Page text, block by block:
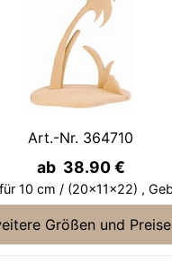
Art.-Nr. 364710
ab 38.90 €
10 cm / (20x11x22) ,
Größen und Preise